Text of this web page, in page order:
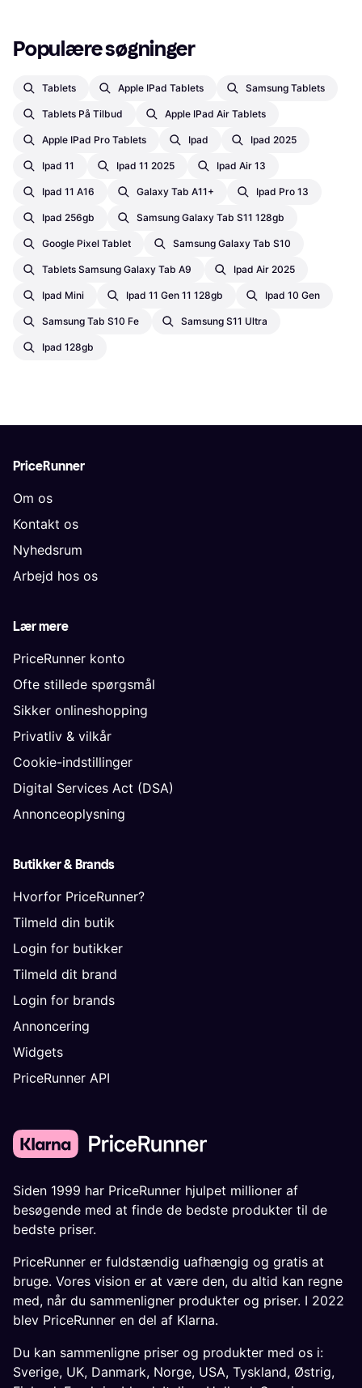
Populære søgninger
Tablets Apple IPad Tablets Samsung Tablets
Tablets På Tilbud Apple IPad Air Tablets
Apple IPad Pro Tablets Ipad Ipad 2025
Ipad 11 Ipad 11 2025 Ipad Air 13
Ipad 11 A16 Galaxy Tab A11+ Ipad Pro 13
Ipad 256gb Samsung Galaxy Tab S11 128gb
Google Pixel Tablet Samsung Galaxy Tab S10
Tablets Samsung Galaxy Tab A9 Ipad Air 2025
Ipad Mini Ipad 11 Gen 11 128gb Ipad 10 Gen
Samsung Tab S10 Fe Samsung S11 Ultra
Ipad 128gb
PriceRunner
Om os
Kontakt os
Nyhedsrum
Arbejd hos os
Lær mere
PriceRunner konto
Ofte stillede spørgsmål
Sikker onlineshopping
Privatliv & vilkår
Cookie-indstillinger
Digital Services Act (DSA)
Annonceoplysning
Butikker & Brands
Hvorfor PriceRunner?
Tilmeld din butik
Login for butikker
Tilmeld dit brand
Login for brands
Annoncering
Widgets
PriceRunner API
Siden 1999 har PriceRunner hjulpet millioner af
besøgende med at finde de bedste produkter til de
bedste priser.
PriceRunner er fuldstændig uafhængig og gratis at
bruge. Vores vision er at være den, du altid kan regne
med, når du sammenligner produkter og priser. I 2022
blev PriceRunner en del af Klarna.
Du kan sammenligne priser og produkter med os i:
Sverige, UK, Danmark, Norge, USA, Tyskland, Østrig,